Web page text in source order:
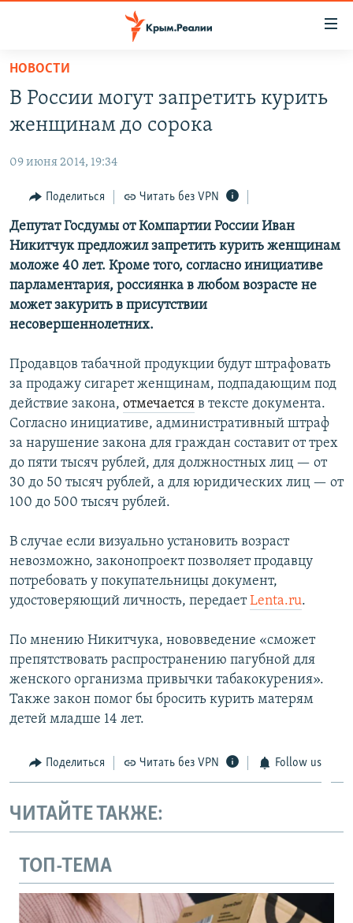
Вернуться
основному
содержанию
навигации
Вернутся
поиску
КАРТА ВОЕННЫХ ОБЪЕКТОВ КРЫМА
11 ЛЕТ ОККУПАЦИИ КРЫМА. 11 ИСТОРИЙ СОПРОТИВЛЕНИЯ
ИСТОРИЯ
ЕЩЕ
ИНТЕРАКТИВ
ИНФОГРАФИКА
ТЕЛЕПРОЕКТ КРЫМ.РЕАЛИИ
СОВЕТЫ ПРАВОЗАЩИТНИКОВ
ПОБЕДИТЕЛЕЙ НЕ СУДЯТ?
КРЫМ.НЕПОКОРЕННЫЙ
ELIFBE
УКРАИНСКАЯ ПРОБЛЕМА КРЫМА
РАДІО СВОБОДА
КАК ОБОЙТИ БЛОКИРОВКУ
Українською
Qırımtatar
ПРИСОЕДИНЯЙТЕСЬ!
Все сайты RFE/RL
НОВОСТИ
В России могут запретить курить
женщинам до сорока
09 июня 2014, 19:34
Поделиться Читать без VPN
Депутат Госдумы от Компартии России Иван
Никитчук предложил запретить курить женщинам
моложе 40 лет. Кроме того, согласно инициативе
парламентария, россиянка в любом возрасте не
может закурить в присутствии
несовершеннолетних.
Продавцов табачной продукции будут штрафовать
за продажу сигарет женщинам, подпадающим под
действие закона, отмечается в тексте документа.
Согласно инициативе, административный штраф
за нарушение закона для граждан составит от трех
до пяти тысяч рублей, для должностных лиц — от
30 до 50 тысяч рублей, а для юридических лиц — от
100 до 500 тысяч рублей.
В случае если визуально установить возраст
невозможно, законопроект позволяет продавцу
потребовать у покупательницы документ,
удостоверяющий личность, передаетLenta.ru.
По мнению Никитчука, нововведение «сможет
препятствовать распространению пагубной для
женского организма привычки табакокурения».
Также закон помог бы бросить курить матерям
детей младше 14 лет.
Поделиться Читать без VPN Follow us
ЧИТАЙТЕ ТАКЖЕ:
ТОП-ТЕМА